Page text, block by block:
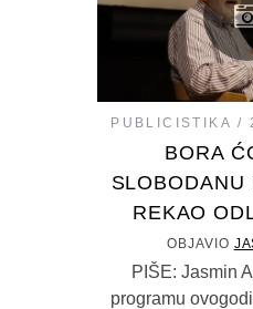
PUBLICISTIKA
BORA
SLOBODANU
REKAO
OBJAVIO
PIŠE: Jasmin
programu